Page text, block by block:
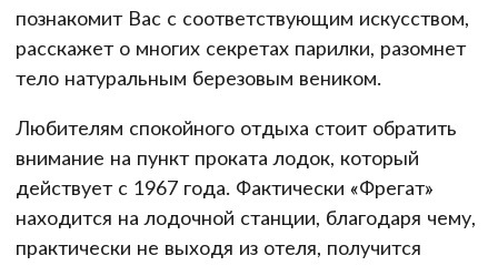
познакомит Вас с соответствующим искусством,
расскажет о многих секретах парилки, разомнет
тело натуральным березовым веником.
Любителям спокойного отдыха стоит обратить
внимание на пункт проката лодок, который
действует с 1967 года. Фактически «Фрегат»
находится на лодочной станции, благодаря чему,
практически не выходя из отеля, получится